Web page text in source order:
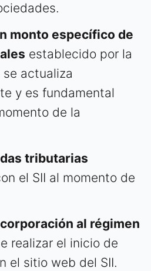
monto específico de
establecido por la
actualiza
y es fundamental
de la
tributarias
el SII al momento de
al régimen
realizar el inicio de
el sitio web del SII.